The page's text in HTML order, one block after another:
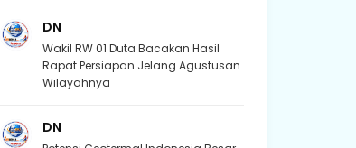
DN
Wakil RW 01 Duta Bacakan Hasil
Rapat Persiapan Jelang Agustusan
Wilayahnya
DN